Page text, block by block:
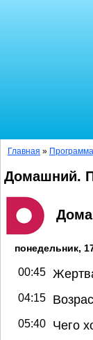
Главная »
Домашний.
понедельник,
00:45
04:15
05:40 Чего